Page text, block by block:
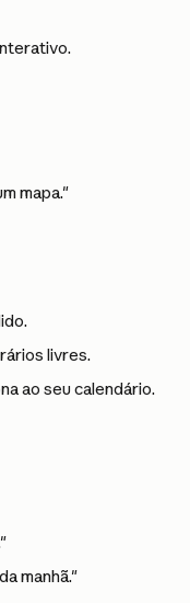
mapa."
livres.
ao seu calendário.
manhã."